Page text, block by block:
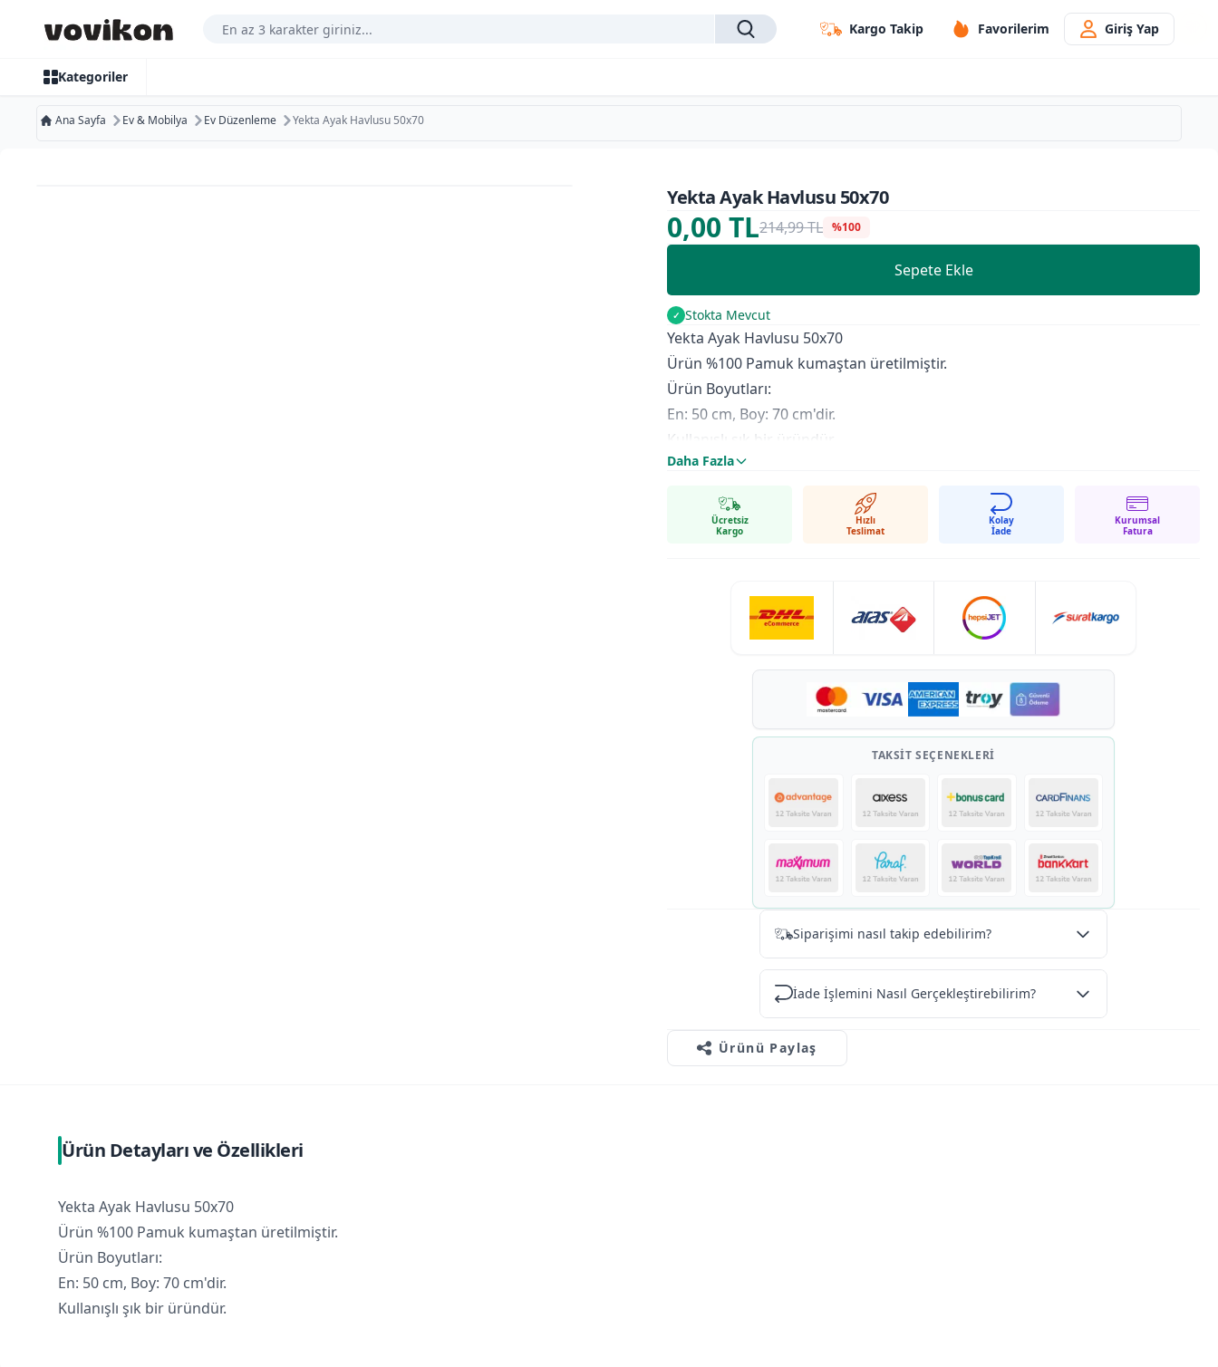
Arama Yap Kargo Takip Favorilerim Giriş Yap
Kategoriler
Ana Sayfa Ev & Mobilya Ev Düzenleme Yekta Ayak Havlusu 50x70
Yekta Ayak Havlusu 50x70
0,00 TL214,99 TL %100
Sepete Ekle
✓ Stokta Mevcut
Yekta Ayak Havlusu 50x70
Ürün %100 Pamuk kumaştan üretilmiştir.
Ürün Boyutları:
En: 50 cm, Boy: 70 cm'dir.
Kullanışlı şık bir üründür.
Daha Fazla
Ücretsiz
Kargo
Hızlı
Teslimat
Kolay
İade
Kurumsal
Fatura
TAKSIT SEÇENEKLERI
Siparişimi nasıl takip edebilirim?
İade İşlemini Nasıl Gerçekleştirebilirim?
Ürünü Paylaş
Ürün Detayları ve Özellikleri
Yekta Ayak Havlusu 50x70
Ürün %100 Pamuk kumaştan üretilmiştir.
Ürün Boyutları:
En: 50 cm, Boy: 70 cm'dir.
Kullanışlı şık bir üründür.